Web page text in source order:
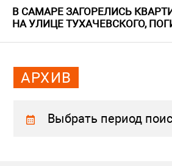
В САМАРЕ ЗАГОРЕЛИСЬ
НА УЛИЦЕ ТУХАЧЕВСКОГО,
АРХИВ
Выбрать период